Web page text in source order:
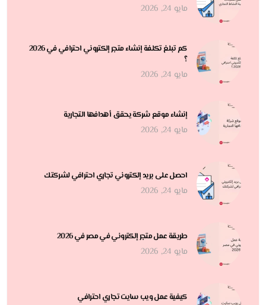
مايو 24, 2026
كم تبلغ تكلفة إنشاء متجر إلكتروني احترافي في 2026
؟
مايو 24, 2026
إنشاء موقع شركة يحقق أهدافها التجارية
مايو 24, 2026
احصل على بريد إلكتروني تجاري احترافي لشركتك
مايو 24, 2026
طريقة عمل متجر إلكتروني في مصر في 2026
مايو 24, 2026
كيفية عمل ويب سايت تجاري احترافي